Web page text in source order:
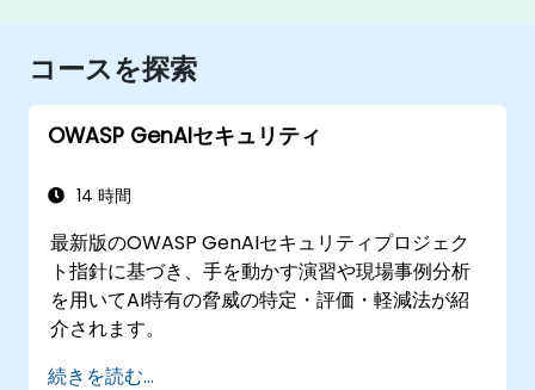
コースを探索
OWASP GenAIセキュリティ
14 時間
最新版のOWASP GenAIセキュリティプロジェク
ト指針に基づき、手を動かす演習や現場事例分析
を用いてAI特有の脅威の特定・評価・軽減法が紹
介されます。
続きを読む...